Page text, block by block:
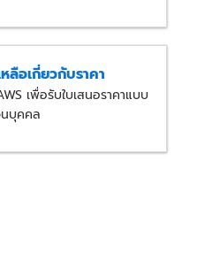
ลือเกี่ยวกับราคา
เพื่อรับใบเสนอราคาแบบ
บุคคล